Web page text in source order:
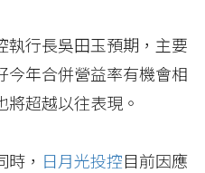
執行長吳田玉預期，主要
今年合併營益率有機會相
超越以往表現。
， 日月光投控目前因應